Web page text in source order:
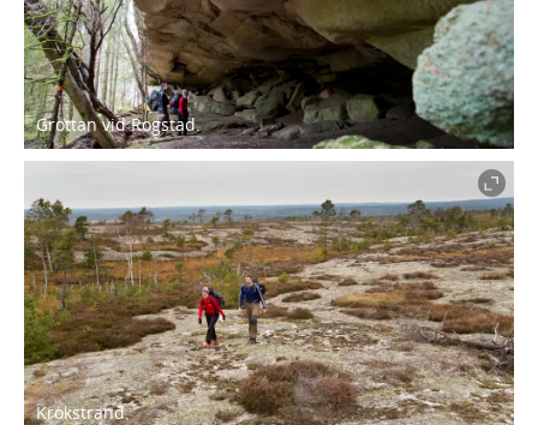
Grottan vid Rogstad.
Krokstrand.